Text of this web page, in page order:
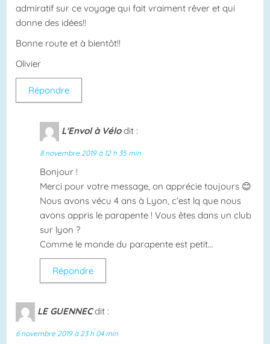
admiratif sur ce voyage qui fait vraiment rêver et qui
donne des idées!!
Bonne route et à bientôt!!
Olivier
Répondre
L'Envol à Vélo dit :
8 novembre 2019 à 12 h 35 min
Bonjour !
Merci pour votre message, on apprécie toujours 😊
Nous avons vécu 4 ans à Lyon, c’est lq que nous
avons appris le parapente ! Vous êtes dans un club
sur lyon ?
Comme le monde du parapente est petit…
Répondre
LE GUENNEC dit :
6 novembre 2019 à 23 h 04 min